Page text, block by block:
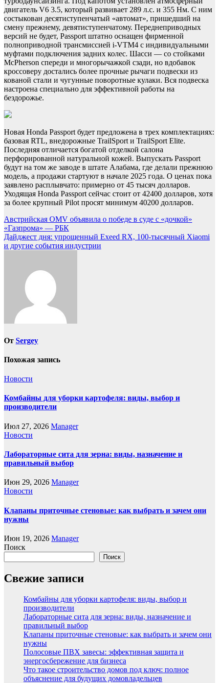
двигатель V6 3.5, который развивает 289 л.с. и 355 Нм. С ним
состыкован десятиступенчатый «автомат», пришедший на
смену прежнему, девятиступенчатому. Переднеприводных
версий не будет, Passport штатно оснащен фирменной
полноприводной трансмиссией i-VTM4 с индивидуальными
муфтами подключения задних колес. Шасси — со стойками
McPherson спереди и многорычажкой сзади, но вдобавок
кроссоверу достались более прочные рычаги подвески из
кованой стали и чугунные поворотные кулаки. Вся подвеска
настроена специально для эффективной работы на
бездорожье.
Новая Honda Passport будет предложена в трех комплектациях:
базовая RTL, внедорожные TrailSport и TrailSport Elite.
Последняя отличается богатой отделкой салона
перфорированной натуральной кожей. Выпускать Passport
будут на том же заводе в штате Алабама, где делали прежнюю
модель, а продажи стартуют в начале 2025 года. О ценах пока
заявлено расплывчато: примерно от 45 тысяч долларов.
Уходящая Honda Passport сейчас стоит от 42400 долларов, хотя
за более крупный Pilot просят минимум 40200 долларов.
Навигация
по
записям
Австрийская OMV объявила о победе в суде с «дочкой»
«Газпрома» — РБК
Дайджест дня: упрощенный Exeed RX, 100-тысячный Xiaomi
и другие события индустрии
От Sergey
Похожая запись
Новости
Комбайны для уборки картофеля: виды, выбор и
производители
Июл 27, 2026 Manager
Новости
Лабораторные сита для зерна: виды, назначение и
правильный выбор
Июн 29, 2026 Manager
Новости
Клапаны приточные стеновые: как выбрать и зачем они
нужны
Июн 19, 2026 Manager
Поиск
Поиск
Свежие записи
Комбайны для уборки картофеля: виды, выбор и
производители
Лабораторные сита для зерна: виды, назначение и
правильный выбор
Клапаны приточные стеновые: как выбрать и зачем они
нужны
Полосовые ПВХ завесы: эффективная защита и
энергосбережение для бизнеса
Что такое строительство домов под ключ: полное
объяснение для будущих домовладельцев